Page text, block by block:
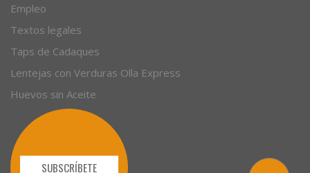
Empleo
Textos legales
Taps de Cadaques
Lentejas con Verduras Olla Express
Huevos sin Aceite
SUBSCRÍBETE